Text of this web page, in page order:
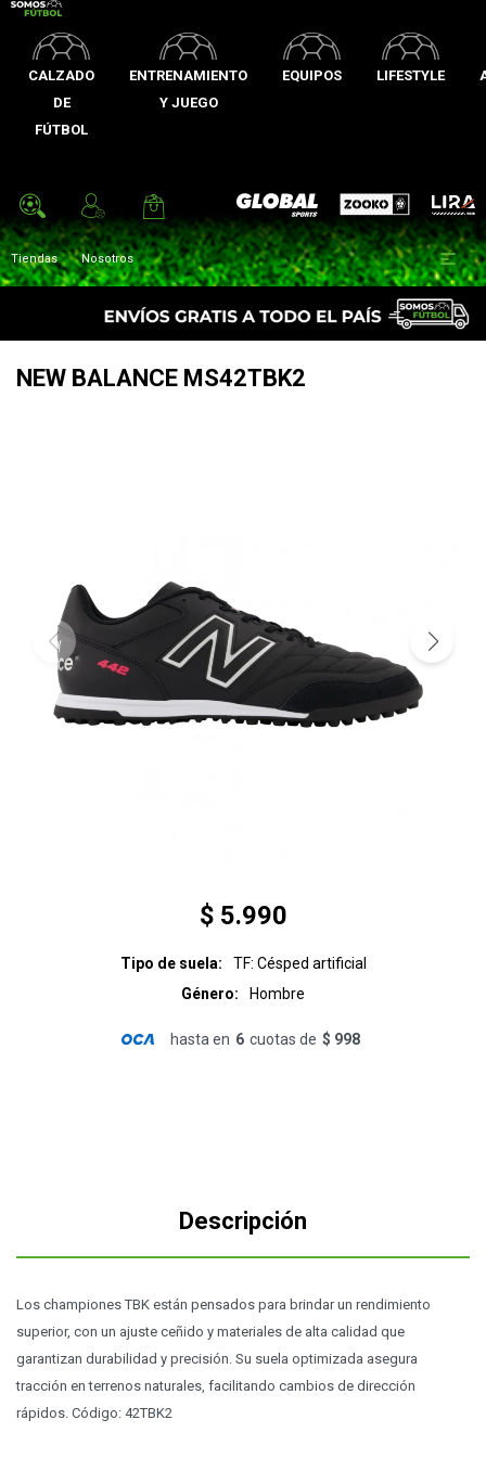
CALZADO
DE
FÚTBOL
ENTRENAMIENTO
Y JUEGO
EQUIPOS LIFESTYLE
Global Sports Zooko Lira
Tiendas Nosotros 
NEW BALANCE MS42TBK2
$ 5.990
Tipo de suela
TF: Césped artificial
Género
Hombre
hasta en 6 cuotas de $ 998
Descripción
Los championes TBK están pensados para brindar un rendimiento
superior, con un ajuste ceñido y materiales de alta calidad que
garantizan durabilidad y precisión. Su suela optimizada asegura
tracción en terrenos naturales, facilitando cambios de dirección
rápidos. Código: 42TBK2